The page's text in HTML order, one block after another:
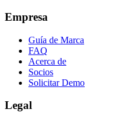
Empresa
Guía de Marca
FAQ
Acerca de
Socios
Solicitar Demo
Legal